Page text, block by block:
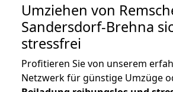
Umziehen von
Sandersdorf-Brehna
stressfrei
Profitieren Sie von unserem
Netzwerk für günstige Umzüge